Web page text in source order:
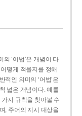
의 ‘어법’은 개념이 다
떻게 적을지를 정해
적인 의미의 ‘어법’은
넓은 개념이다. 예를
가지 규칙을 찾아볼 수
, 주어의 지시 대상을